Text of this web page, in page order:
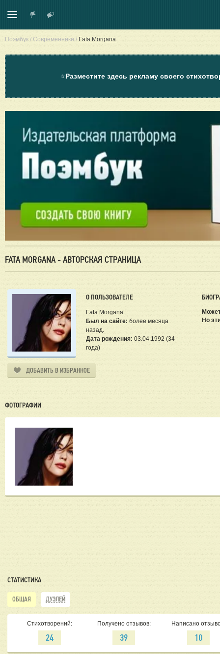
Поэмбук / Современники / Fata Morgana
⭐Разместите здесь рекламу своего
FATA MORGANA - АВТОРСКАЯ СТРАНИЦА
О ПОЛЬЗОВАТЕЛЕ
Fata Morgana
Был на сайте: более месяца
назад.
Дата рождения: 03.04.1992 (34
года)
ДОБАВИТЬ В ИЗБРАННОЕ
Но
ФОТОГРАФИИ
СТАТИСТИКА
ОБЩАЯ ДУЭЛЕЙ
Стихотворений:
24
Получено отзывов:
39
Написано
10